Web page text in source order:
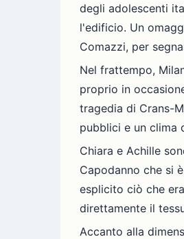
degli adolescenti
l'edificio. Un
Comazzi, per
Nel frattempo,
proprio in
tragedia di Crans-
pubblici e un clima
Chiara e Achille
Capodanno che si
esplicito ciò che
direttamente il
Accanto alla